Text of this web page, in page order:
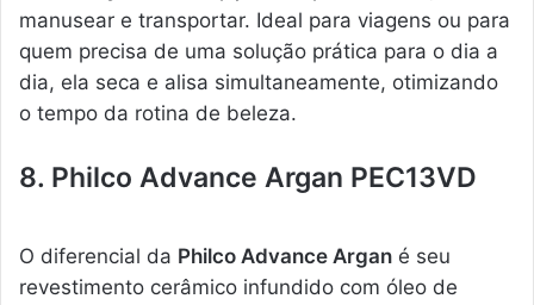
manusear e transportar. Ideal para viagens ou para
quem precisa de uma solução prática para o dia a
dia, ela seca e alisa simultaneamente, otimizando
o tempo da rotina de beleza.
8. Philco Advance Argan PEC13VD
O diferencial da Philco Advance Argan é seu
revestimento cerâmico infundido com óleo de